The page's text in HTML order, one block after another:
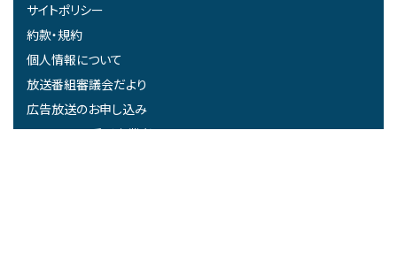
サイトポリシー
約款・規約
個人情報について
放送番組審議会だより
広告放送のお申し込み
みらーれTV受託事業者